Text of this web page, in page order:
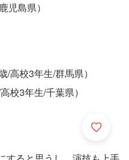
児島県）
/高校3年生/群馬県）
校3年生/千葉県）